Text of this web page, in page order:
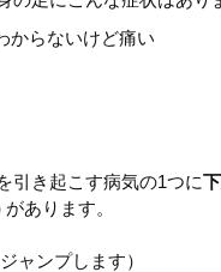
からないけど痛い
引き起こす病気の1つに
があります。
ャンプします）